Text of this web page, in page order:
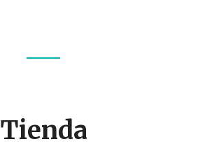
Tienda